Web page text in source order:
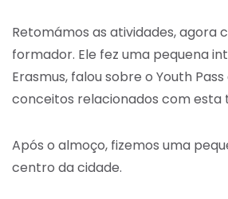
Retomámos as atividades, agora
formador. Ele fez uma pequena
Erasmus, falou sobre o Youth
conceitos relacionados com esta
Após o almoço, fizemos uma
centro da cidade.